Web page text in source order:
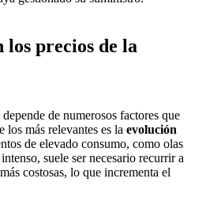
precios de la
de numerosos factores que
los más relevantes es la evolución
de elevado consumo, como olas
suele ser necesario recurrir a
costosas, lo que incrementa el